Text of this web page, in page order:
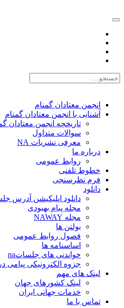
انجمن معتادان گمنام
آشنایی با انجمن معتادان گمنام
تاریخچه انجمن معتادان
سوالات متداول
معرفی نشریات NA
درباره ما
روابط عمومی
خطوط تلفنی
فرم نظرسنجی
دانلود
دانلود اپلیکیشن آدرس
مجله پیام بهبودی
مجله NAWAY
بولتن ها
فصول روابط عمومی
اساسنامه ها
خواندنی های جلساتna
جزوه الکترونیکی پیامی
لینک های مهم
لینک کشورهای جهان
خدمات جهانی ایران
تماس با ما